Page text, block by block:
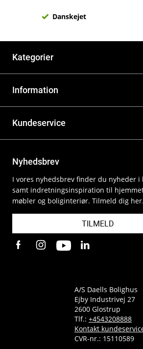
Danskejet
Kategorier
Information
Kundeservice
Nyhedsbrev
I vores nyhedsbrev finder du nyheder i
samt indretningsinspiration til
møbler og boliginteriør. Tilmeld dig her.
TILMELD
A/S Daells Bolighus
Ejby Industrivej 27
2600 Glostrup
Tlf.: +4543208888
Kontakt
CVR-nr.: 15110589